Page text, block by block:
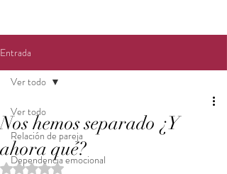
Entrada
Ver todo
Relación de pareja
Dependencia emocional
Ver todo
Nos hemos separado ¿Y
ahora qué?
Obtuvo NaN de 5 estrellas.